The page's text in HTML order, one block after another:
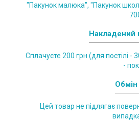
"Пакунок малюка", "Пакунок
Накладений
Сплачуєте 200 грн (для постілі -
-
Цей товар не підлягає